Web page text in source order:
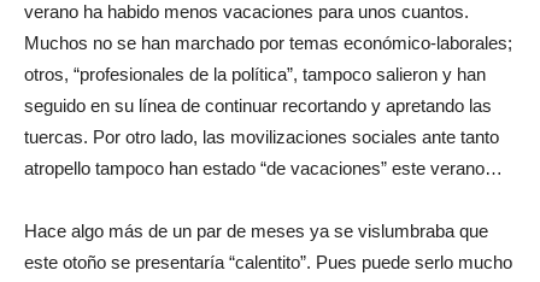
verano ha habido menos vacaciones para unos cuantos.
Muchos no se han marchado por temas económico-laborales;
otros, “profesionales de la política”, tampoco salieron y han
seguido en su línea de continuar recortando y apretando las
tuercas. Por otro lado, las movilizaciones sociales ante tanto
atropello tampoco han estado “de vacaciones” este verano…
Hace algo más de un par de meses ya se vislumbraba que
este otoño se presentaría “calentito”. Pues puede serlo mucho